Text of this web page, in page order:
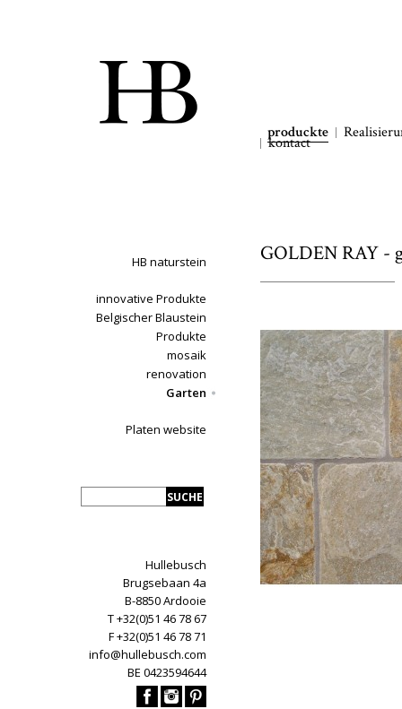
produckte
kontact
HB naturstein
innovative Produkte
Belgischer Blaustein
Produkte
mosaik
renovation
Garten
Platen website
Hullebusch
Brugsebaan 4a
B-8850 Ardooie
T +32(0)51 46 78 67
F +32(0)51 46 78 71
info@hullebusch.com
BE 0423594644
GOLDEN RAY -